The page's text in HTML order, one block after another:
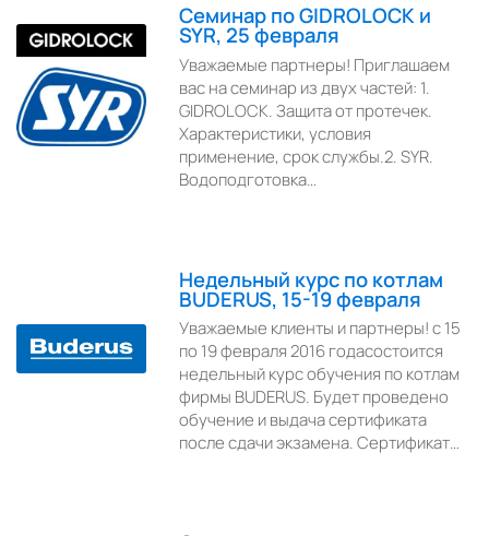
Семинар по GIDROLOCK и
SYR, 25 февраля
Уважаемые партнеры! Приглашаем
вас на семинар из двух частей: 1.
GIDROLOCK. Защита от протечек.
Характеристики, условия
применение, срок службы.2. SYR.
Водоподготовка…
Недельный курс по котлам
BUDERUS, 15-19 февраля
Уважаемые клиенты и партнеры! с 15
по 19 февраля 2016 годасостоится
недельный курс обучения по котлам
фирмы BUDERUS. Будет проведено
обучение и выдача сертификата
после сдачи экзамена. Сертификат…